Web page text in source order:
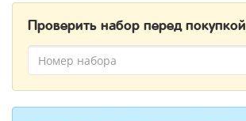
Проверить набор перед покупкой